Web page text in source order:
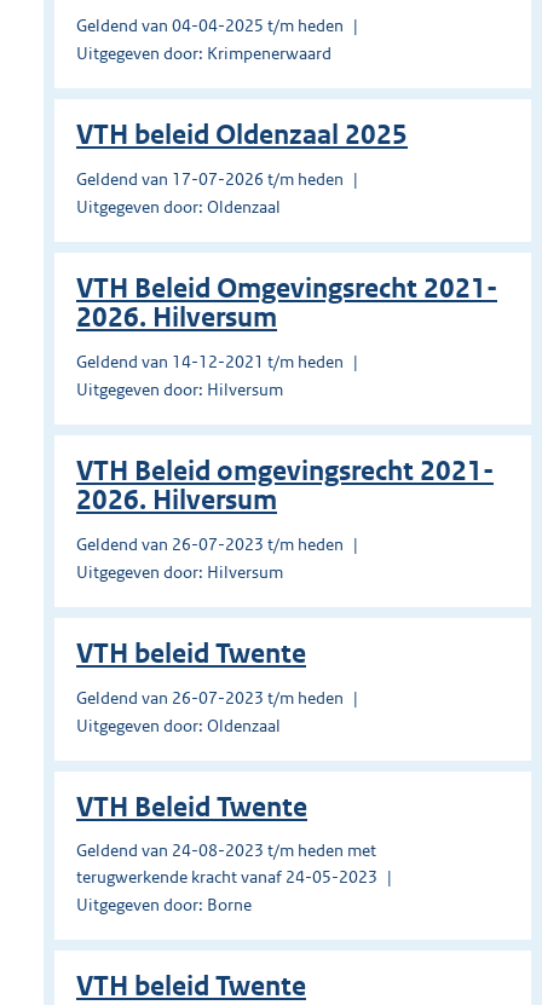
Geldend van 04-04-2025 t/m heden
Uitgegeven door: Krimpenerwaard
VTH beleid Oldenzaal 2025
Geldend van 17-07-2026 t/m heden
Uitgegeven door: Oldenzaal
VTH Beleid Omgevingsrecht 2021-
2026. Hilversum
Geldend van 14-12-2021 t/m heden
Uitgegeven door: Hilversum
VTH Beleid omgevingsrecht 2021-
2026. Hilversum
Geldend van 26-07-2023 t/m heden
Uitgegeven door: Hilversum
VTH beleid Twente
Geldend van 26-07-2023 t/m heden
Uitgegeven door: Oldenzaal
VTH Beleid Twente
Geldend van 24-08-2023 t/m heden met
terugwerkende kracht vanaf 24-05-2023
Uitgegeven door: Borne
VTH beleid Twente